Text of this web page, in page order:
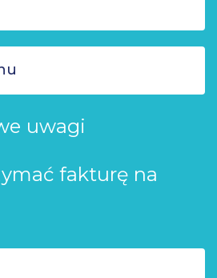
uwagi
fakturę na